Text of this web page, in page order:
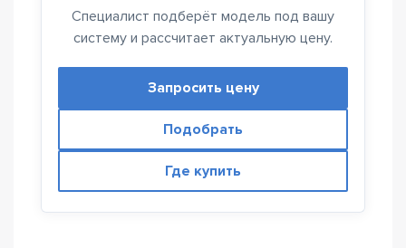
Специалист подберёт модель под вашу
систему и рассчитает актуальную цену.
Запросить цену
Подобрать
Где купить